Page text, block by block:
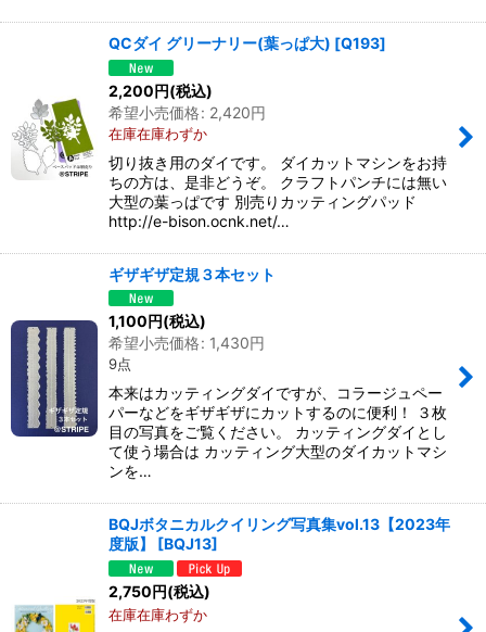
QCダイ グリーナリー(葉っぱ大) [Q193]
2,200円(税込)
希望小売価格: 2,420円
在庫在庫わずか
切り抜き用のダイです。 ダイカットマシンをお持
ちの方は、是非どうぞ。 クラフトパンチには無い
大型の葉っぱです 別売りカッティングパッド
http://e-bison.ocnk.net/…
ギザギザ定規３本セット
1,100円(税込)
希望小売価格: 1,430円
9点
本来はカッティングダイですが、コラージュペー
パーなどをギザギザにカットするのに便利！ ３枚
目の写真をご覧ください。 カッティングダイとし
て使う場合は カッティング大型のダイカットマシ
ンを…
BQJボタニカルクイリング写真集vol.13【2023年
度版】
[BQJ13]
2,750円(税込)
在庫在庫わずか